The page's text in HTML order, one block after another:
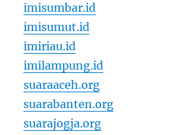
imisumbar.id
imisumut.id
imiriau.id
imilampung.id
suaraaceh.org
suarabanten.org
suarajogja.org